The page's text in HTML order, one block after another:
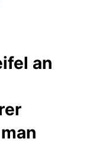
an